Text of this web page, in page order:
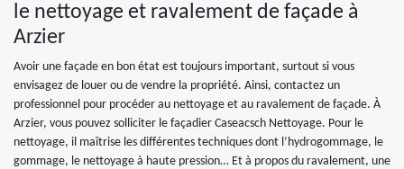
le nettoyage et ravalement de façade à
Arzier
Avoir une façade en bon état est toujours important, surtout si vous
envisagez de louer ou de vendre la propriété. Ainsi, contactez un
professionnel pour procéder au nettoyage et au ravalement de façade. À
Arzier, vous pouvez solliciter le façadier Caseacsch Nettoyage. Pour le
nettoyage, il maîtrise les différentes techniques dont l’hydrogommage, le
gommage, le nettoyage à haute pression… Et à propos du ravalement, une